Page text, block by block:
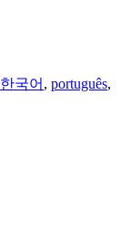
한국어 , português,